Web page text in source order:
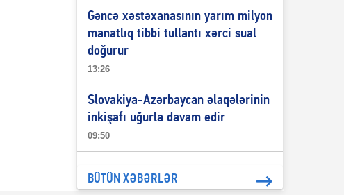
Gəncə xəstəxanasının yarım milyon
manatlıq tibbi tullantı xərci sual
doğurur
13:26
Slovakiya-Azərbaycan əlaqələrinin
inkişafı uğurla davam edir
09:50
BÜTÜN XƏBƏRLƏR